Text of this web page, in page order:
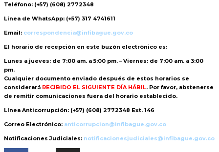
Teléfono: (+57) (608) 2772348
Línea de WhatsApp: (+57) 317 4741611
Email: correspondencia@infibague.gov.co
El horario de recepción en este buzón electrónico es:
Lunes a jueves: de 7:00 am. a 5:00 pm. – Viernes: de 7:00 am. a 3:00
pm.
Cualquier documento enviado después de estos horarios se
considerará RECIBIDO EL SIGUIENTE DÍA HÁBIL. Por favor, abstenerse
de remitir comunicaciones fuera del horario establecido.
Línea Anticorrupción: (+57) (608) 2772348 Ext. 146
Correo Electrónico: anticorrupcion@infibague.gov.co
Notificaciones Judiciales: notificacionesjudiciales@infibague.gov.co